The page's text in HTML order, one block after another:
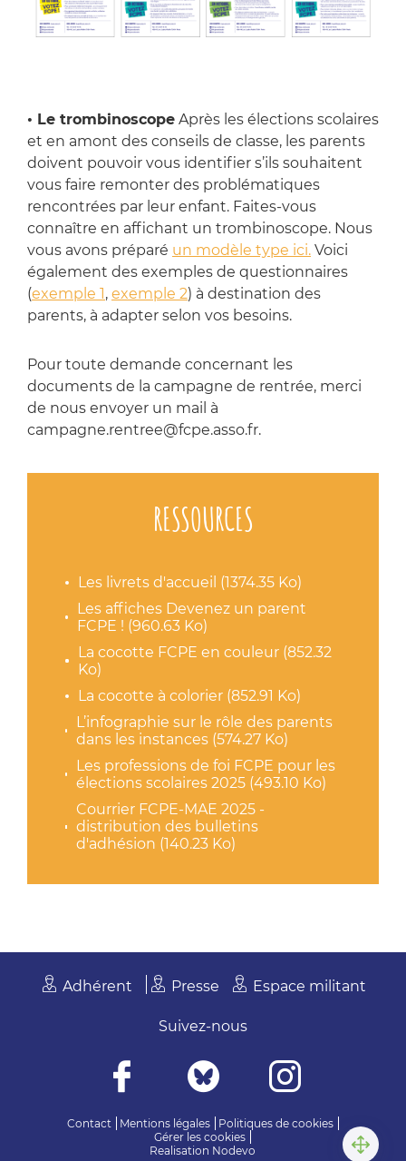
• Le trombinoscope Après les élections scolaires
et en amont des conseils de classe, les parents
doivent pouvoir vous identifier s’ils souhaitent
vous faire remonter des problématiques
rencontrées par leur enfant. Faites-vous
connaître en affichant un trombinoscope. Nous
vous avons préparé un modèle type ici. Voici
également des exemples de questionnaires
(exemple 1, exemple 2) à destination des
parents, à adapter selon vos besoins.
Pour toute demande concernant les
documents de la campagne de rentrée, merci
de nous envoyer un mail à
campagne.rentree@fcpe.asso.fr.
RESSOURCES
Les livrets d'accueil (1374.35 Ko)
Les affiches Devenez un parent
FCPE ! (960.63 Ko)
La cocotte FCPE en couleur (852.32
Ko)
La cocotte à colorier (852.91 Ko)
L’infographie sur le rôle des parents
dans les instances (574.27 Ko)
Les professions de foi FCPE pour les
élections scolaires 2025 (493.10 Ko)
Courrier FCPE-MAE 2025 -
distribution des bulletins
d'adhésion (140.23 Ko)
Adhérent Presse Espace militant
Contact Mentions légales
Politiques de cookies
Gérer les cookies
Realisation Nodevo
Suivez-nous